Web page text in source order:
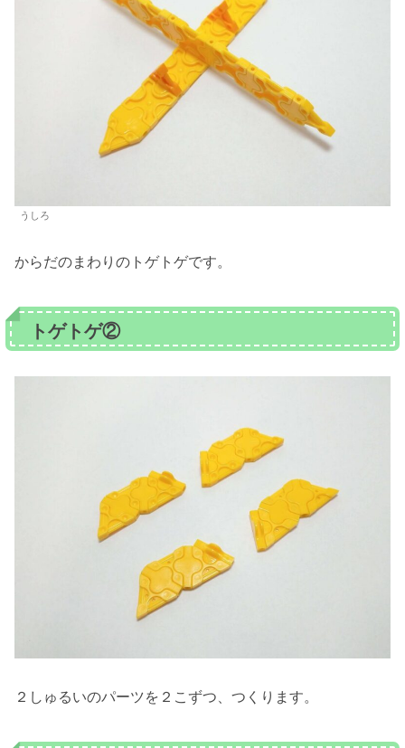
うしろ
からだのまわりのトゲトゲです。
トゲトゲ②
２しゅるいのパーツを２こずつ、つくります。